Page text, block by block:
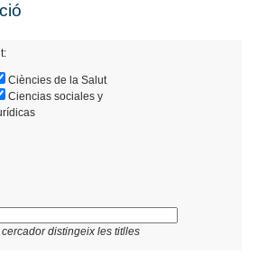
Ciències de la Salut
Ciencias sociales y
distingeix les titlles